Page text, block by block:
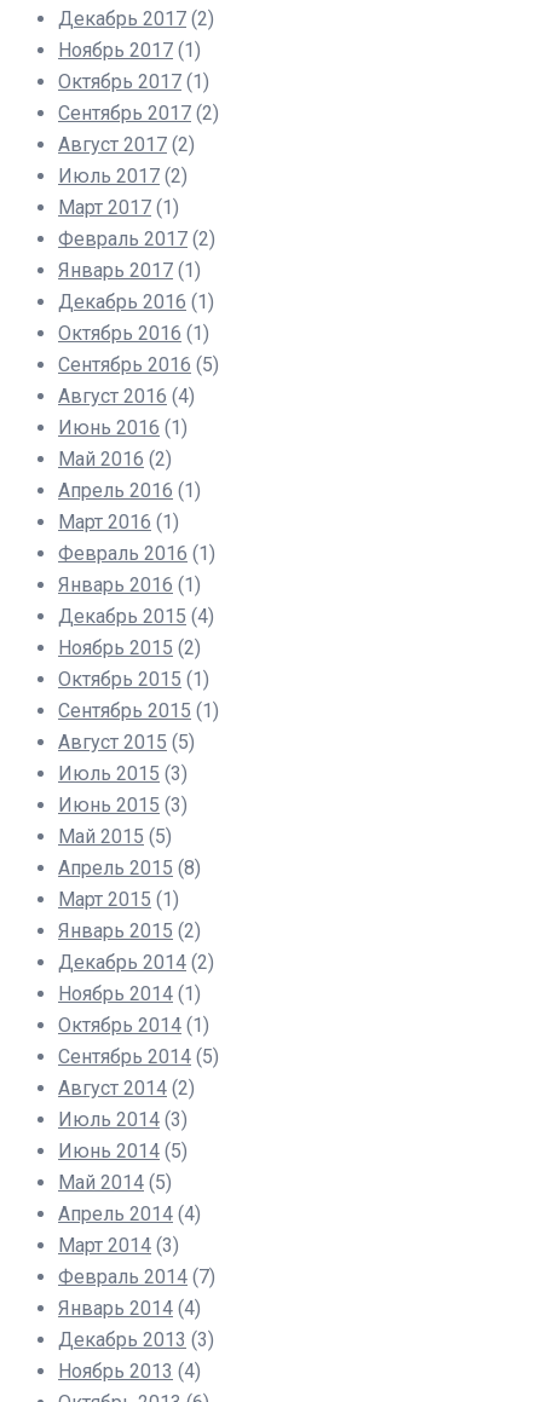
Декабрь 2017 (2)
Ноябрь 2017 (1)
Октябрь 2017 (1)
Сентябрь 2017 (2)
Август 2017 (2)
Июль 2017 (2)
Март 2017 (1)
Февраль 2017 (2)
Январь 2017 (1)
Декабрь 2016 (1)
Октябрь 2016 (1)
Сентябрь 2016 (5)
Август 2016 (4)
Июнь 2016 (1)
Май 2016 (2)
Апрель 2016 (1)
Март 2016 (1)
Февраль 2016 (1)
Январь 2016 (1)
Декабрь 2015 (4)
Ноябрь 2015 (2)
Октябрь 2015 (1)
Сентябрь 2015 (1)
Август 2015 (5)
Июль 2015 (3)
Июнь 2015 (3)
Май 2015 (5)
Апрель 2015 (8)
Март 2015 (1)
Январь 2015 (2)
Декабрь 2014 (2)
Ноябрь 2014 (1)
Октябрь 2014 (1)
Сентябрь 2014 (5)
Август 2014 (2)
Июль 2014 (3)
Июнь 2014 (5)
Май 2014 (5)
Апрель 2014 (4)
Март 2014 (3)
Февраль 2014 (7)
Январь 2014 (4)
Декабрь 2013 (3)
Ноябрь 2013 (4)